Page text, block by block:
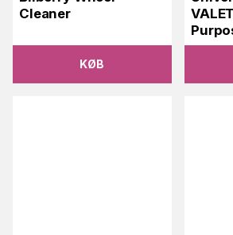
Cleaner
KØB